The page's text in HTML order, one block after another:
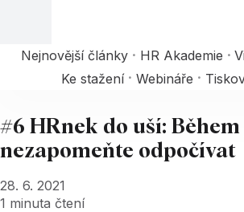
Nejnovější články HR Akademie
Ke stažení
Webináře
#6 HRnek do uší: Během
nezapomeňte odpočívat
28. 6. 2021
1 minuta čtení